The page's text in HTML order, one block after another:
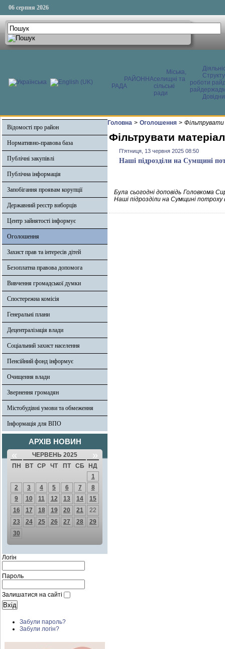
06 серпня 2026
РАЙОННА
РАДА
Міська,
селищні та
сільські
ради
роботи
Відомості про район
Нормативно-правова база
Публічні закупівлі
Публічна інформація
Запобігання проявам корупції
Державний реєстр виборців
Центр зайнятості інформує
Оголошення
Захист прав та інтересів дітей
Безоплатна правова допомога
Вивчення громадської думки
Спостережна комісія
Генеральні плани
Децентралізація влади
Соціальний захист населення
Пенсійний фонд інформує
Очищення влади
Звернення громадян
Містобудівні умови та обмеження
Інформація для ВПО
АРХІВ НОВИН
« ЧЕРВЕНЬ 2025 »
ПН ВТ СР ЧТ ПТ СБ
НД
1
2
3 4 5 6 7
8
9
10 11 12 13 14
15
16
17 18 19 20 21
22
23
24 25 26 27 28
29
30
Логін
Пароль
Залишатися на сайті
Забули пароль?
Забули логін?
Головна > Оголошення > Фільтрувати
Фільтрувати
П'ятниця, 13 червня 2025 08:50
Наші підрозділи на Сумщині
Була сьогодні доповідь Головкома
Наші підрозділи на Сумщині